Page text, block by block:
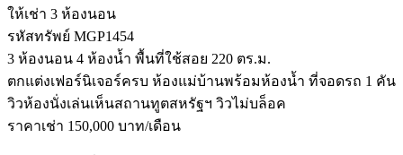
ให้เช่า 3 ห้องนอน
รหัสทรัพย์ MGP1454
3 ห้องนอน 4 ห้องน้ำ พื้นที่ใช้สอย 220 ตร.ม.
ตกแต่งเฟอร์นิเจอร์ครบ ห้องแม่บ้านพร้อมห้องน้ำ ที่จอดรถ 1 คัน
วิวห้องนั่งเล่นเห็นสถานทูตสหรัฐฯ วิวไม่บล็อค
ราคาเช่า 150,000 บาท/เดือน